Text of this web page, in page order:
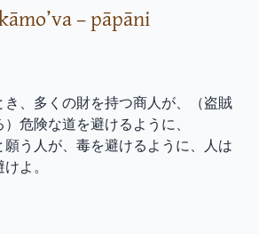
– pāpāni
、多くの財を持つ商人が、（盗賊
危険な道を避けるように、
願う人が、毒を避けるように、人は
よ。